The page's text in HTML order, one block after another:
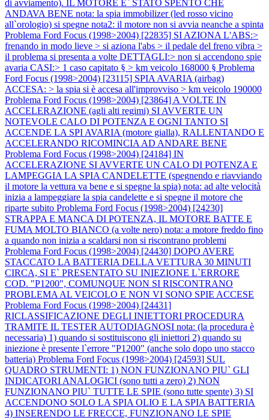
di avviamento). IL MOTORE E` STATO SPENTO CHE
ANDAVA BENE nota: la spia immobilizer (led rosso vicino
all`orologio) si spegne nota2: il motore non si avvia neanche a spinta
Problema Ford Focus (1998>2004) [22835] SI AZIONA L'ABS:>
frenando in modo lieve > si aziona l'abs > il pedale del freno vibra >
il problema si presenta a volte DETTAGLI:> non si accendono spie
avaria CASI:> 1 caso capitato § > km veicolo 168000 § Problema
Ford Focus (1998>2004) [23115] SPIA AVARIA (airbag)
ACCESA: > la spia si è accesa all'improvviso > km veicolo 190000
Problema Ford Focus (1998>2004) [23864] A VOLTE IN
ACCELERAZIONE (agli alti regimi) SI AVVERTE UN
NOTEVOLE CALO DI POTENZA E OGNI TANTO SI
ACCENDE LA SPI AVARIA (motore gialla), RALLENTANDO E
ACCELERANDO RICOMINCIA AD ANDARE BENE
Problema Ford Focus (1998>2004) [24184] IN
ACCELERAZIONE SI AVVERTE UN CALO DI POTENZA E
LAMPEGGIA LA SPIA CANDELETTE (spegnendo e riavviando
il motore la vettura va bene e si spegne la spia) nota: ad alte velocità
inizia a lampeggiare la spia candelette e si spegne il motore che
riparte subito Problema Ford Focus (1998>2004) [24230]
STRAPPA E MANCA DI POTENZA, IL MOTORE BATTE E
FUMA MOLTO BIANCO (a volte nero) nota: a motore freddo fino
a quando non inizia a scaldarsi non si riscontrano problemi
Problema Ford Focus (1998>2004) [24430] DOPO AVERE
STACCATO LA BATTERIA DELLA VETTURA 30 MINUTI
CIRCA, SI E` PRESENTATO SU INIEZIONE L`ERRORE
COD. "P1200", COMUNQUE NON SI RISCONTRANO
PROBLEMA AL VEICOLO E NON VI SONO SPIE ACCESE
Problema Ford Focus (1998>2004) [24431]
RICLASSIFICAZIONE DEGLI INIETTORI PROCEDURA
TRAMITE IL TESTER AUTODIAGNOSI nota: (la procedura è
necessaria) 1) quando si sostituiscono gli iniettori 2) quando su
iniezione è presente l`errore "P1200" (anche solo dopo uno stacco
batteria) Problema Ford Focus (1998>2004) [24593] SUL
QUADRO STRUMENTI: 1) NON FUNZIONANO PIU` GLI
INDICATORI ANALOGICI (sono tutti a zero) 2) NON
FUNZIONANO PIU` TUTTE LE SPIE (sono tutte spente) 3) SI
ACCENDONO SOLO LA SPIA OLIO E LA SPIA BATTERIA
4) INSERENDO LE FRECCE, FUNZIONANO LE SPIE